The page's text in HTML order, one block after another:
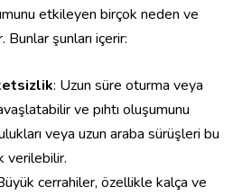
etkileyen birçok neden ve
şunları içerir:
: Uzun süre oturma veya
ve pıhtı oluşumunu
veya uzun araba sürüşleri bu
verilebilir.
cerrahiler, özellikle kalça ve